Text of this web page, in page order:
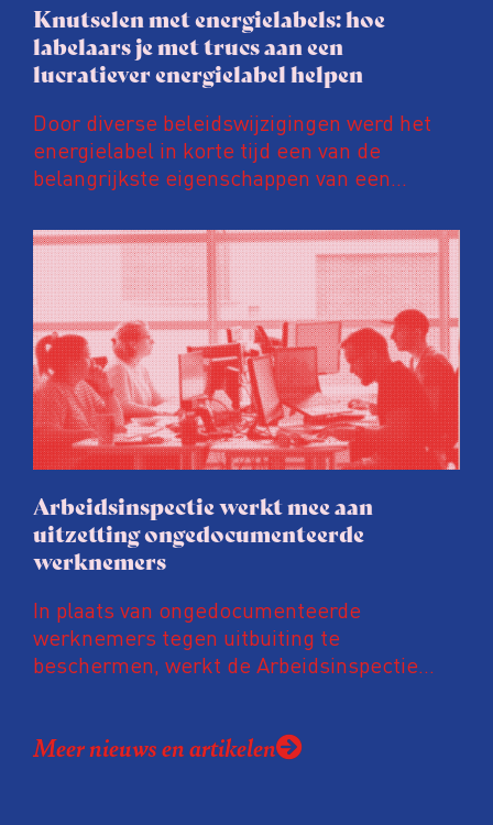
Knutselen met energielabels: hoe
labelaars je met trucs aan een
lucratiever energielabel helpen
Door diverse beleidswijzigingen werd het
energielabel in korte tijd een van de
belangrijkste eigenschappen van een
prijs van een huis en huurinkomsten met
tienduizenden euro’s opschroeven. Daar
wordt door energielabelaars en
vastgoedpartijen gretig op ingespeeld, blijkt
uit onderzoek van het FD. Tienduizenden
labels vallen op dubieuze wijze nét in een
groenere labelletter.
Arbeidsinspectie werkt mee aan
uitzetting ongedocumenteerde
werknemers
In plaats van ongedocumenteerde
werknemers tegen uitbuiting te
beschermen, werkt de Arbeidsinspectie
Vreemdelingenpolitie. Niet alleen gaan ze
Meer nieuws en artikelen